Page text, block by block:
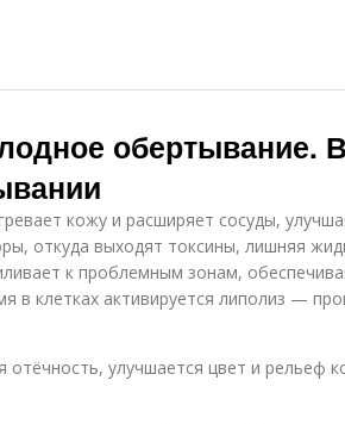
обертывание.
кожу и расширяет сосуды,
откуда выходят токсины, лишняя
к проблемным зонам,
в клетках активируется липолиз —
отёчность, улучшается цвет и рельеф